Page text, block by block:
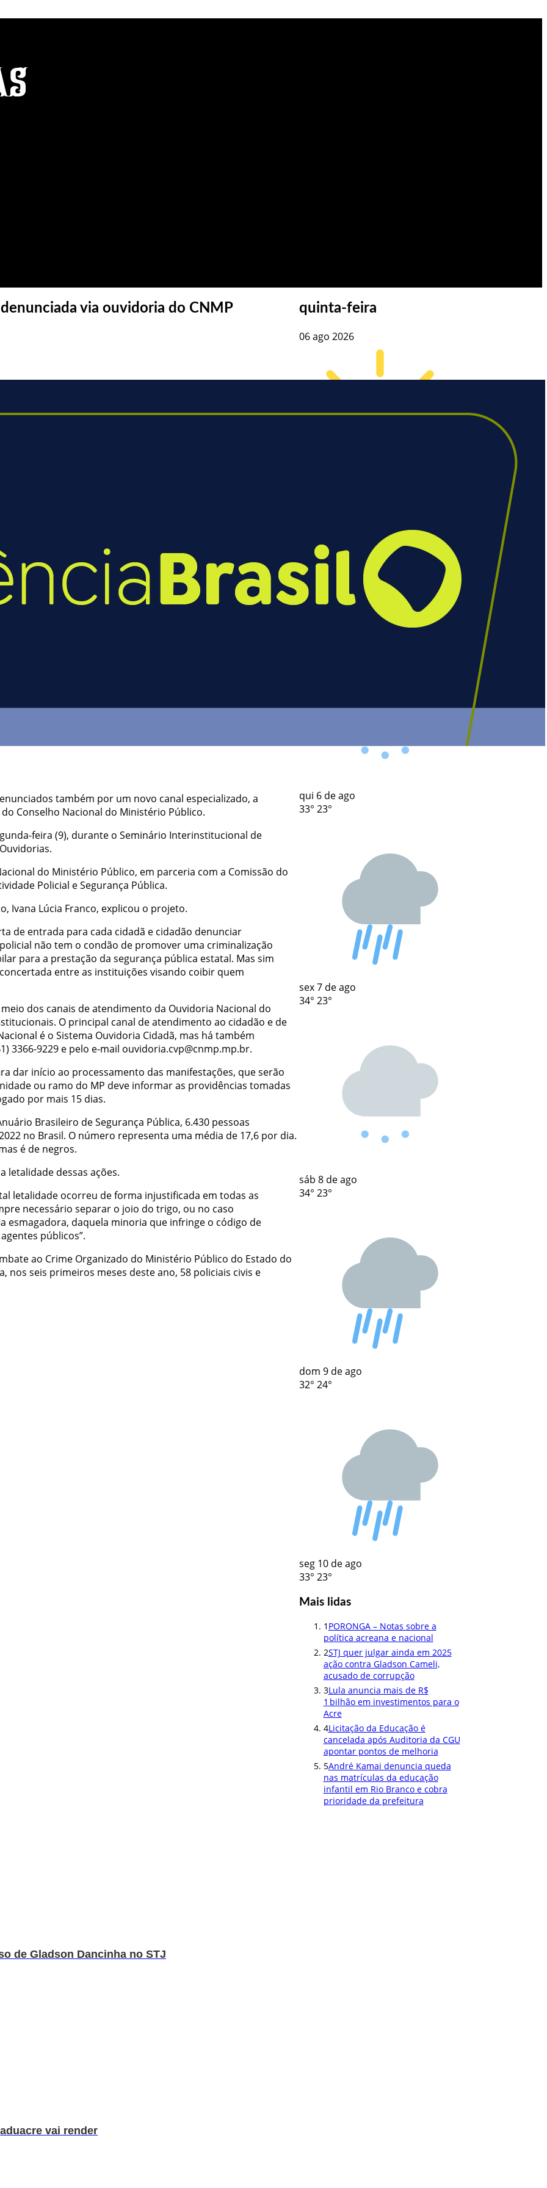
via ouvidoria do CNMP
também por um novo canal especializado, a
Conselho Nacional do Ministério Público.
feira (9), durante o Seminário Interinstitucional de
do Ministério Público, em parceria com a Comissão do
Policial e Segurança Pública.
Ivana Lúcia Franco, explicou o projeto.
de entrada para cada cidadã e cidadão denunciar
não tem o condão de promover uma criminalização
para a prestação da segurança pública estatal. Mas sim
entre as instituições visando coibir quem
dos canais de atendimento da Ouvidoria Nacional do
O principal canal de atendimento ao cidadão e de
é o Sistema Ouvidoria Cidadã, mas há também
3366-9229 e pelo e-mail ouvidoria.cvp@cnmp.mp.br.
dar início ao processamento das manifestações, que serão
ou ramo do MP deve informar as providências tomadas
por mais 15 dias.
Brasileiro de Segurança Pública, 6.430 pessoas
no Brasil. O número representa uma média de 17,6 por dia.
é de negros.
letalidade dessas ações.
letalidade ocorreu de forma injustificada em todas as
necessário separar o joio do trigo, ou no caso
esmagadora, daquela minoria que infringe o código de
públicos”.
ao Crime Organizado do Ministério Público do Estado do
nos seis primeiros meses deste ano, 58 policiais civis e
quinta-feira
06 ago 2026
Céu limpo
Rio Branco
Chuva
5 %
qui 6 de ago
33° 23°
sex 7 de ago
34° 23°
sáb 8 de ago
34° 23°
dom 9 de ago
32° 24°
seg 10 de ago
33° 23°
Mais lidas
1 PORONGA – Notas sobre a
política acreana e nacional
2STJ quer julgar ainda em 2025
ação contra Gladson Cameli,
acusado de corrupção
3Lula anuncia mais de R$
1 bilhão em investimentos para o
Acre
4Licitação da Educação é
cancelada após Auditoria da CGU
apontar pontos de melhoria
5André Kamai denuncia queda
nas matrículas da educação
infantil em Rio Branco e cobra
prioridade da prefeitura
de Gladson Dancinha no STJ
vai render